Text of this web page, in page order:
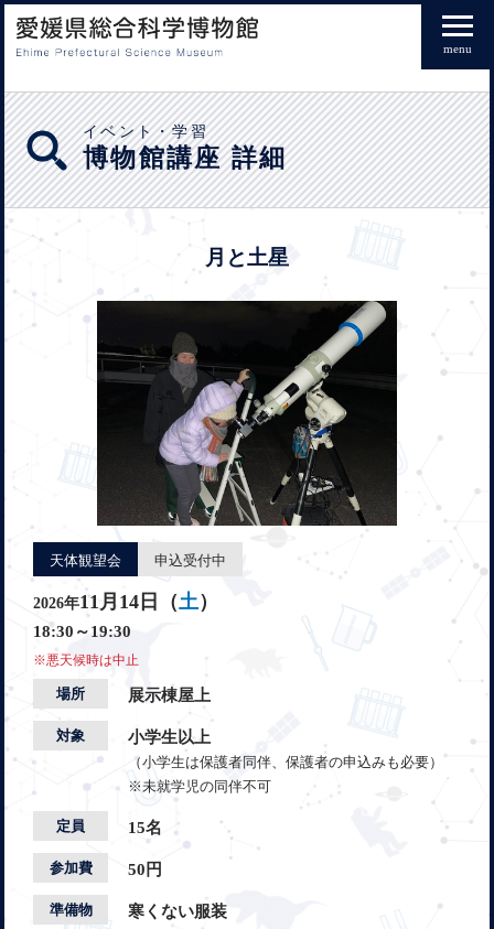
menu
イベント・学習
博物館講座 詳細
月と土星
天体観望会 申込受付中
2026年11月14日（土）
18:30～19:30
※悪天候時は中止
場所 展示棟屋上
対象 小学生以上
（小学生は保護者同伴、保護者の申込みも必要）
※未就学児の同伴不可
定員 15名
参加費 50円
準備物 寒くない服装